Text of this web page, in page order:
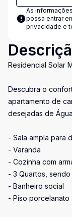
As
possa entrar
privacidade e
Residencial Solar
Descubra o
apartamento de
desejadas de
- Sala ampla para
- Varanda
- Cozinha com
- 3 Quartos, sendo
- Banheiro social
- Piso porcelanato